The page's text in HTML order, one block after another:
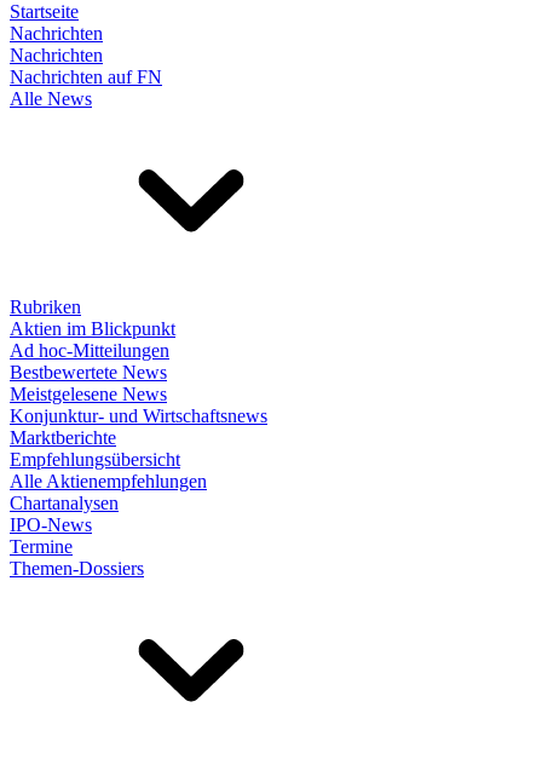
Startseite
Nachrichten
Nachrichten
Nachrichten auf FN
Alle News
Rubriken
Aktien im Blickpunkt
Ad hoc-Mitteilungen
Bestbewertete News
Meistgelesene News
Konjunktur- und Wirtschaftsnews
Marktberichte
Empfehlungsübersicht
Alle Aktienempfehlungen
Chartanalysen
IPO-News
Termine
Themen-Dossiers